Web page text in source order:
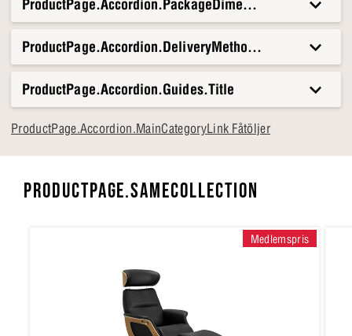
ProductPage.Accordion.DeliveryMethods.Title
ProductPage.Accordion.Guides.Title
ProductPage.Accordion.MainCategoryLink Fåtöljer
PRODUCTPAGE.SAMECOLLECTION
Medlemspris